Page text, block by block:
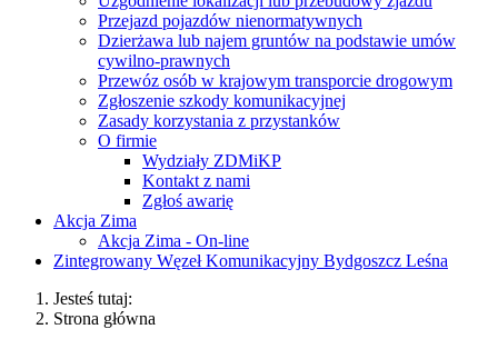
Przejazd pojazdów nienormatywnych
Dzierżawa lub najem gruntów na podstawie umów
cywilno-prawnych
Przewóz osób w krajowym transporcie drogowym
Zgłoszenie szkody komunikacyjnej
Zasady korzystania z przystanków
O firmie
Wydziały ZDMiKP
Kontakt z nami
Zgłoś awarię
Akcja Zima
Akcja Zima - On-line
Zintegrowany Węzeł Komunikacyjny Bydgoszcz Leśna
Jesteś tutaj:
Strona główna